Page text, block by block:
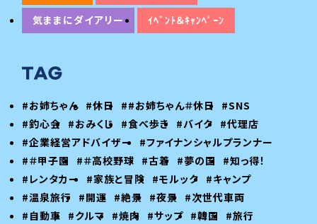
気ままにダイアリー
ｲﾍﾞﾝﾄ＆ｷｬﾝﾍﾟｰﾝ
#お姉ちゃん #休日 ##お姉ちゃん＃休日
#SNS
#釣心会 #おみくじ #食べ歩き #バイク #代理店
#企業経営アドバイザー
#ファイナンシャルプランナー
#＃甲子園
#＃高校野球 #古着 #夢の国
#知っ得！
#レンタカー
#家族と冒険 #モルック #キャンプ
#温泉旅行
#開運 #絶景 #夜景 #次世代車両
#自動車 #クルマ #焼肉 #サップ #韓国
#旅行